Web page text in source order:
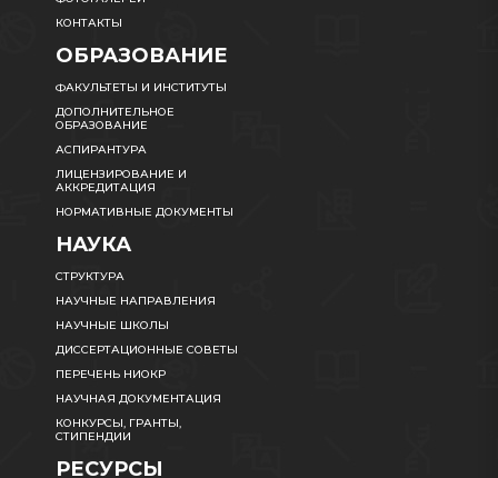
КОНТАКТЫ
ОБРАЗОВАНИЕ
ФАКУЛЬТЕТЫ И ИНСТИТУТЫ
ДОПОЛНИТЕЛЬНОЕ
ОБРАЗОВАНИЕ
АСПИРАНТУРА
ЛИЦЕНЗИРОВАНИЕ И
АККРЕДИТАЦИЯ
НОРМАТИВНЫЕ ДОКУМЕНТЫ
НАУКА
СТРУКТУРА
НАУЧНЫЕ НАПРАВЛЕНИЯ
НАУЧНЫЕ ШКОЛЫ
ДИССЕРТАЦИОННЫЕ СОВЕТЫ
ПЕРЕЧЕНЬ НИОКР
НАУЧНАЯ ДОКУМЕНТАЦИЯ
КОНКУРСЫ, ГРАНТЫ,
СТИПЕНДИИ
РЕСУРСЫ